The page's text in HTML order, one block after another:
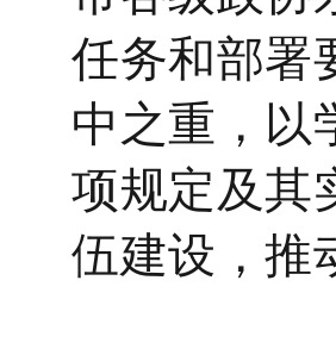
任务和部署
中之重，以
项规定及其
伍建设，推